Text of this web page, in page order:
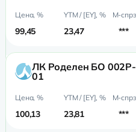
99,45 23,47 ***
ЛК Роделен БО 002P-
01
100,13 23,81 ***